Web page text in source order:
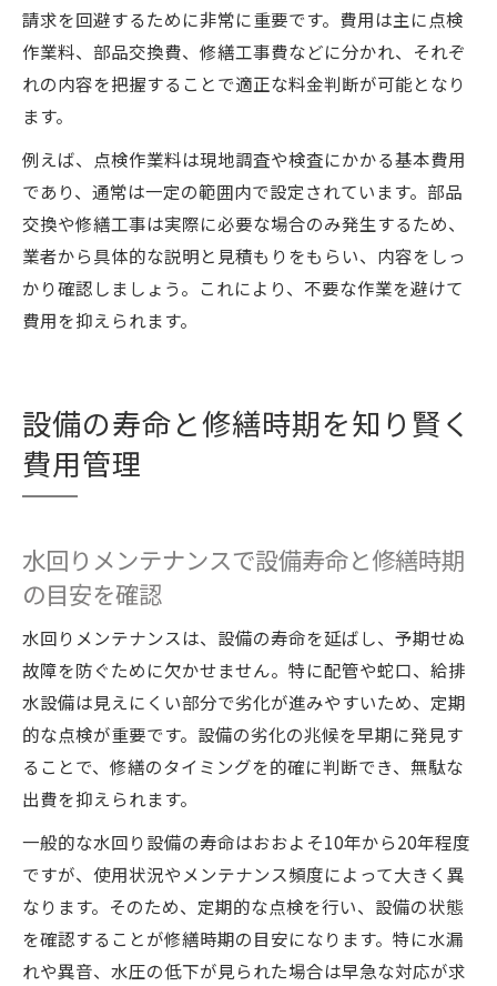
請求を回避するために非常に重要です。費用は主に点検
作業料、部品交換費、修繕工事費などに分かれ、それぞ
れの内容を把握することで適正な料金判断が可能となり
ます。
例えば、点検作業料は現地調査や検査にかかる基本費用
であり、通常は一定の範囲内で設定されています。部品
交換や修繕工事は実際に必要な場合のみ発生するため、
業者から具体的な説明と見積もりをもらい、内容をしっ
かり確認しましょう。これにより、不要な作業を避けて
費用を抑えられます。
設備の寿命と修繕時期を知り賢く
費用管理
水回りメンテナンスで設備寿命と修繕時期
の目安を確認
水回りメンテナンスは、設備の寿命を延ばし、予期せぬ
故障を防ぐために欠かせません。特に配管や蛇口、給排
水設備は見えにくい部分で劣化が進みやすいため、定期
的な点検が重要です。設備の劣化の兆候を早期に発見す
ることで、修繕のタイミングを的確に判断でき、無駄な
出費を抑えられます。
一般的な水回り設備の寿命はおおよそ10年から20年程度
ですが、使用状況やメンテナンス頻度によって大きく異
なります。そのため、定期的な点検を行い、設備の状態
を確認することが修繕時期の目安になります。特に水漏
れや異音、水圧の低下が見られた場合は早急な対応が求